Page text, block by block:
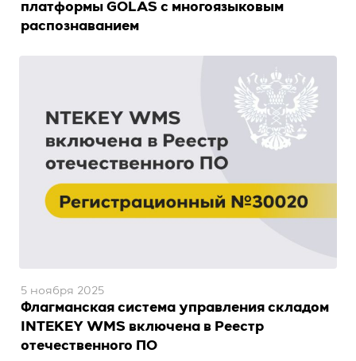
платформы GOLAS с многоязыковым
распознаванием
Флагманская система управления складом
INTEKEY WMS включена в Реестр
отечественного ПО
5 ноября 2025